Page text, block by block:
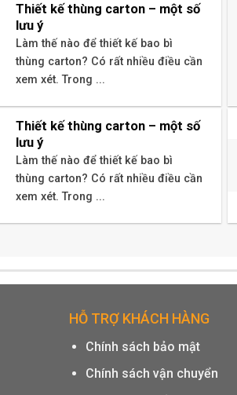
Thiết kế thùng carton – một số
lưu ý
Làm thế nào để thiết kế bao bì
thùng carton? Có rất nhiều điều cần
xem xét. Trong ...
Thiết kế thùng carton – một số
lưu ý
Làm thế nào để thiết kế bao bì
thùng carton? Có rất nhiều điều cần
xem xét. Trong ...
HỖ TRỢ KHÁCH HÀNG
Chính sách bảo mật
Chính sách vận chuyển